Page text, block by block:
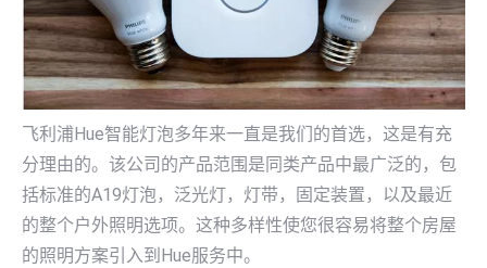
飞利浦Hue智能灯泡多年来一直是我们的首选，这是有充
分理由的。该公司的产品范围是同类产品中最广泛的，包
括标准的A19灯泡，泛光灯，灯带，固定装置，以及最近
的整个户外照明选项。这种多样性使您很容易将整个房屋
的照明方案引入到Hue服务中。